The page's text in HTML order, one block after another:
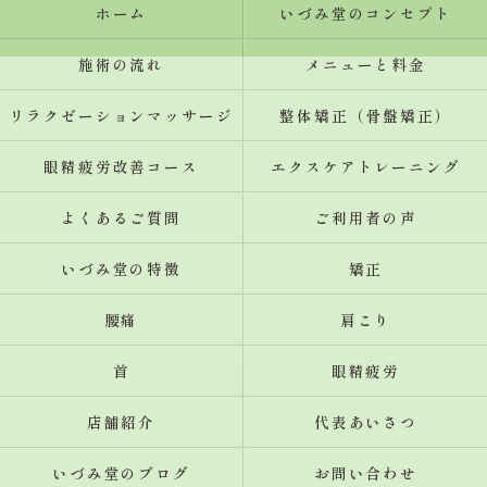
ホーム いづみ堂のコンセプト
施術の流れ メニューと料金
リラクゼーションマッサージ 整体矯正（骨盤矯正）
眼精疲労改善コース エクスケアトレーニング
よくあるご質問 ご利用者の声
いづみ堂の特徴 矯正
腰痛 肩こり
首 眼精疲労
店舗紹介 代表あいさつ
いづみ堂のブログ お問い合わせ